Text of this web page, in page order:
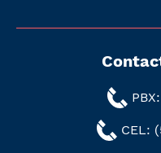
CEL: